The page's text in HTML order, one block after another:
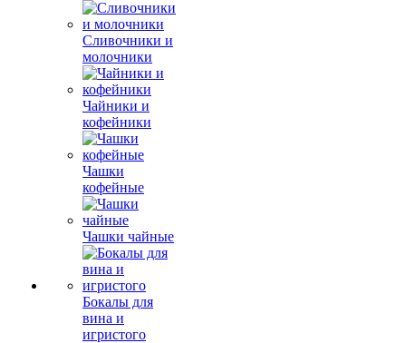
Сливочники и
молочники
Чайники и
кофейники
Чашки
кофейные
Чашки чайные
Бокалы для
вина и
игристого